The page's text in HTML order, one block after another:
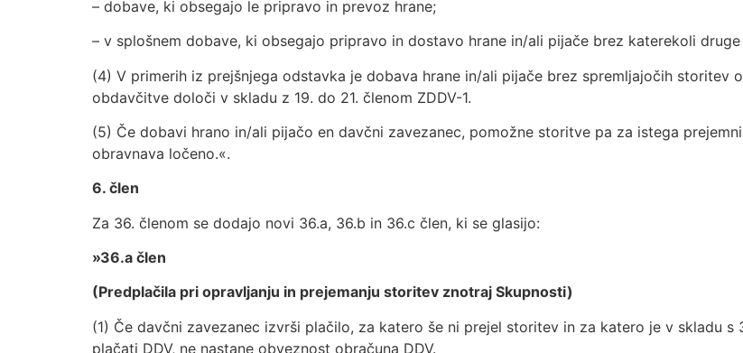
– dobave, ki obsegajo le pripravo in prevoz hrane;
– v splošnem dobave, ki obsegajo pripravo in dostavo hrane in/ali pijače brez katerekoli
(4) V primerih iz prejšnjega odstavka je dobava hrane in/ali pijače brez spremljajočih storitev
obdavčitve določi v skladu z 19. do 21. členom ZDDV-1.
(5) Če dobavi hrano in/ali pijačo en davčni zavezanec, pomožne storitve pa za istega
obravnava ločeno.«.
6. člen
Za 36. členom se dodajo novi 36.a, 36.b in 36.c člen, ki se glasijo:
»36.a člen
(Predplačila pri opravljanju in prejemanju storitev znotraj Skupnosti)
(1) Če davčni zavezanec izvrši plačilo, za katero še ni prejel storitev in za katero je v skladu
plačati DDV, ne nastane obveznost obračuna DDV.